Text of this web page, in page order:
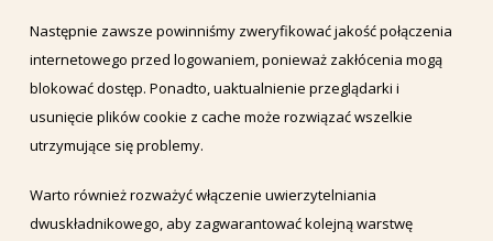
Następnie zawsze powinniśmy zweryfikować jakość połączenia
internetowego przed logowaniem, ponieważ zakłócenia mogą
blokować dostęp. Ponadto, uaktualnienie przeglądarki i
usunięcie plików cookie z cache może rozwiązać wszelkie
utrzymujące się problemy.
Warto również rozważyć włączenie uwierzytelniania
dwuskładnikowego, aby zagwarantować kolejną warstwę